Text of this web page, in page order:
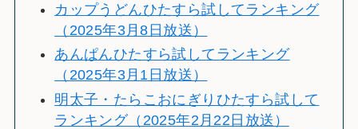
カップうどんひたすら試してランキング
（2025年3月8日放送）
あんぱんひたすら試してランキング
（2025年3月1日放送）
明太子・たらこおにぎりひたすら試して
ランキング（2025年2月22日放送）